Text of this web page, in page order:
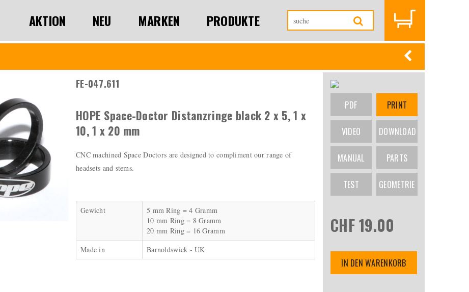
AKTION NEU MARKEN PRODUKTE
FE-047.611
HOPE Space-Doctor Distanzringe black 2 x 5, 1 x
10, 1 x 20 mm
CNC machined Space Doctors are designed to compliment our range of
headsets and stems.
Gewicht
5 mm Ring = 4 Gramm
10 mm Ring = 8 Gramm
20 mm Ring = 16 Gramm
Made in
Barnoldswick - UK
PDF PRINT
VIDEO DOWNLOAD
MANUAL PARTS
TEST GEOMETRIE
CHF 19.00
IN DEN WARENKORB